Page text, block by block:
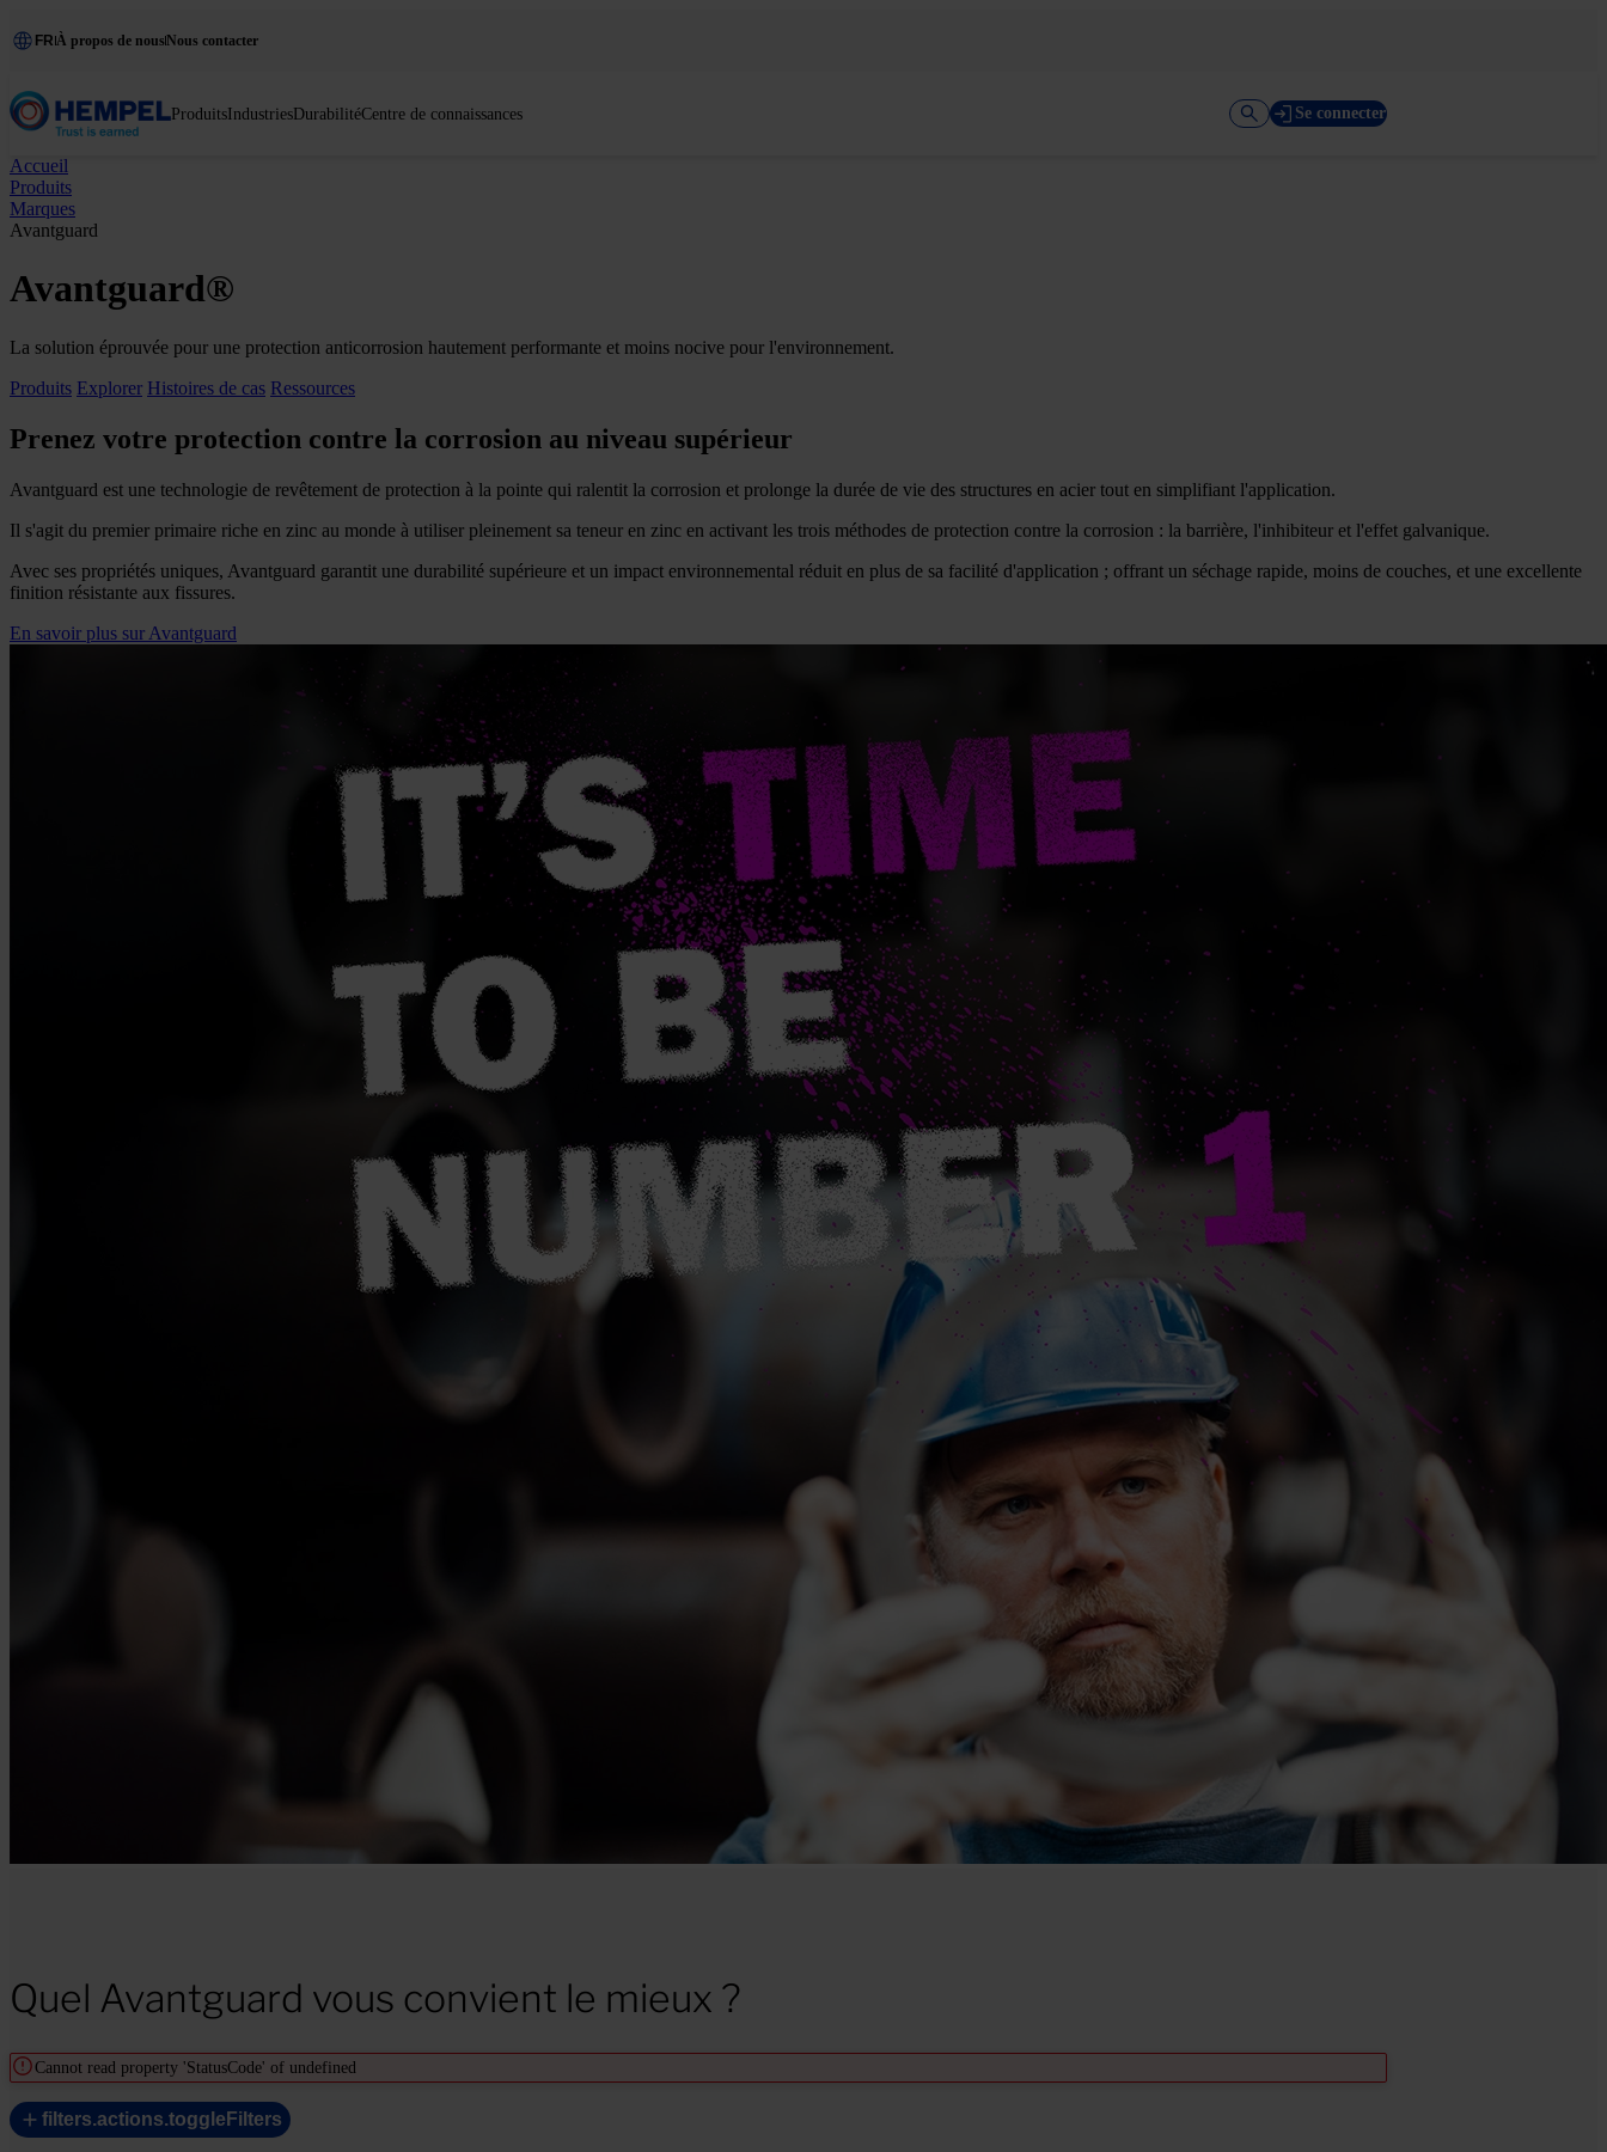
FR À propos de nous Nous contacter
ProduitsIndustriesDurabilitéCentre de connaissances Se connecter
Accueil
Produits
Marques
Avantguard
Avantguard®
La solution éprouvée pour une protection anticorrosion hautement performante et moins nocive pour l'environnement.
Produits Explorer Histoires de cas Ressources
Prenez votre protection contre la corrosion au niveau supérieur
Avantguard est une technologie de revêtement de protection à la pointe qui ralentit la corrosion et prolonge la durée de vie des structures en acier tout en simplifiant l'application.
Il s'agit du premier primaire riche en zinc au monde à utiliser pleinement sa teneur en zinc en activant les trois méthodes de protection contre la corrosion : la barrière, l'inhibiteur et l'effet galvanique.
Avec ses propriétés uniques, Avantguard garantit une durabilité supérieure et un impact environnemental réduit en plus de sa facilité d'application ; offrant un séchage rapide, moins de couches, et une excellente
finition résistante aux fissures.
En savoir plus sur Avantguard
Quel Avantguard vous convient le mieux ?
Cannot read property 'StatusCode' of undefined
filters.actions.toggleFilters